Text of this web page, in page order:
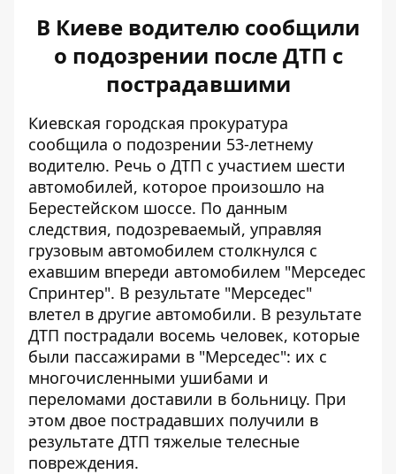
В Киеве водителю сообщили
о подозрении после ДТП с
пострадавшими
Киевская городская прокуратура
сообщила о подозрении 53-летнему
водителю. Речь о ДТП с участием шести
автомобилей, которое произошло на
Берестейском шоссе. По данным
следствия, подозреваемый, управляя
грузовым автомобилем столкнулся с
ехавшим впереди автомобилем "Мерседес
Спринтер". В результате "Мерседес"
влетел в другие автомобили. В результате
ДТП пострадали восемь человек, которые
были пассажирами в "Мерседес": их с
многочисленными ушибами и
переломами доставили в больницу. При
этом двое пострадавших получили в
результате ДТП тяжелые телесные
повреждения.